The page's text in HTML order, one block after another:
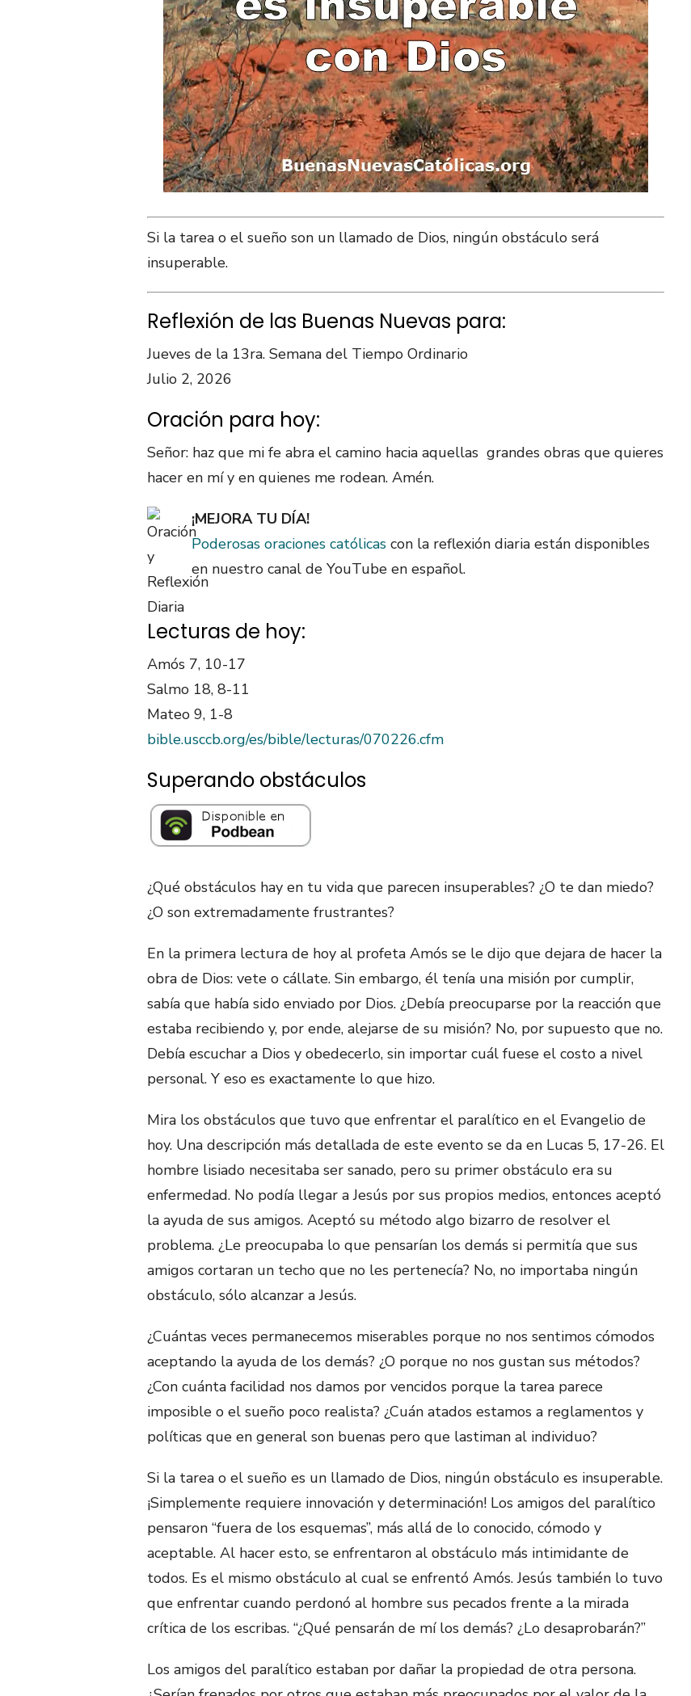
Si la tarea o el sueño son un llamado de Dios, ningún obstáculo será
insuperable.
Reflexión de las Buenas Nuevas para:
Jueves de la 13ra. Semana del Tiempo Ordinario
Julio 2, 2026
Oración para hoy:
Señor: haz que mi fe abra el camino hacia aquellas grandes obras que quieres
hacer en mí y en quienes me rodean. Amén.
¡MEJORA TU DÍA!
Poderosas oraciones católicas con la reflexión diaria están disponibles
en nuestro canal de YouTube en español.
Lecturas de hoy:
Amós 7, 10-17
Salmo 18, 8-11
Mateo 9, 1-8
bible.usccb.org/es/bible/lecturas/070226.cfm
Superando obstáculos
¿Qué obstáculos hay en tu vida que parecen insuperables? ¿O te dan miedo?
¿O son extremadamente frustrantes?
En la primera lectura de hoy al profeta Amós se le dijo que dejara de hacer la
obra de Dios: vete o cállate. Sin embargo, él tenía una misión por cumplir,
sabía que había sido enviado por Dios. ¿Debía preocuparse por la reacción que
estaba recibiendo y, por ende, alejarse de su misión? No, por supuesto que no.
Debía escuchar a Dios y obedecerlo, sin importar cuál fuese el costo a nivel
personal. Y eso es exactamente lo que hizo.
Mira los obstáculos que tuvo que enfrentar el paralítico en el Evangelio de
hoy. Una descripción más detallada de este evento se da en Lucas 5, 17-26. El
hombre lisiado necesitaba ser sanado, pero su primer obstáculo era su
enfermedad. No podía llegar a Jesús por sus propios medios, entonces aceptó
la ayuda de sus amigos. Aceptó su método algo bizarro de resolver el
problema. ¿Le preocupaba lo que pensarían los demás si permitía que sus
amigos cortaran un techo que no les pertenecía? No, no importaba ningún
obstáculo, sólo alcanzar a Jesús.
¿Cuántas veces permanecemos miserables porque no nos sentimos cómodos
aceptando la ayuda de los demás? ¿O porque no nos gustan sus métodos?
¿Con cuánta facilidad nos damos por vencidos porque la tarea parece
imposible o el sueño poco realista? ¿Cuán atados estamos a reglamentos y
políticas que en general son buenas pero que lastiman al individuo?
Si la tarea o el sueño es un llamado de Dios, ningún obstáculo es insuperable.
¡Simplemente requiere innovación y determinación! Los amigos del paralítico
pensaron “fuera de los esquemas”, más allá de lo conocido, cómodo y
aceptable. Al hacer esto, se enfrentaron al obstáculo más intimidante de
todos. Es el mismo obstáculo al cual se enfrentó Amós. Jesús también lo tuvo
que enfrentar cuando perdonó al hombre sus pecados frente a la mirada
crítica de los escribas. “¿Qué pensarán de mí los demás? ¿Lo desaprobarán?”
Los amigos del paralítico estaban por dañar la propiedad de otra persona.